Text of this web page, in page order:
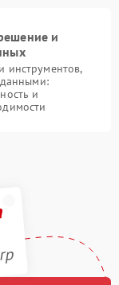
и
инструментов,
данными:
и